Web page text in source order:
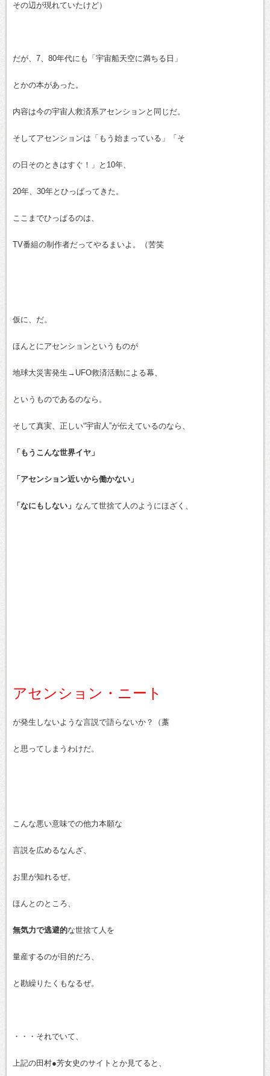
その辺が現れていたけど）
だが、7、80年代にも「宇宙船天空に満ちる日」
とかの本があった。
内容は今の宇宙人救済系アセンションと同じだ。
そしてアセンションは「もう始まっている」「そ
の日そのときはすぐ！」と10年、
20年、30年とひっぱってきた。
ここまでひっぱるのは、
TV番組の制作者だってやるまいよ。（苦笑
仮に、だ。
ほんとにアセンションというものが
地球大災害発生→UFO救済活動による幕、
というものであるのなら。
そして真実、正しい“宇宙人”が伝えているのなら、
「もうこんな世界イヤ」
「アセンション近いから働かない」
「なにもしない」 なんて世捨て人のようにほざく、
アセンション・ニート
が発生しないような言説で語らないか？（藁
と思ってしまうわけだ。
こんな悪い意味での他力本願な
言説を広めるなんざ、
お里が知れるぜ。
ほんとのところ、
無気力で逃避的な世捨て人を
量産するのが目的だろ、
と勘繰りたくもなるぜ。
・・・それでいて、
上記の田村●芳女史のサイトとか見てると、